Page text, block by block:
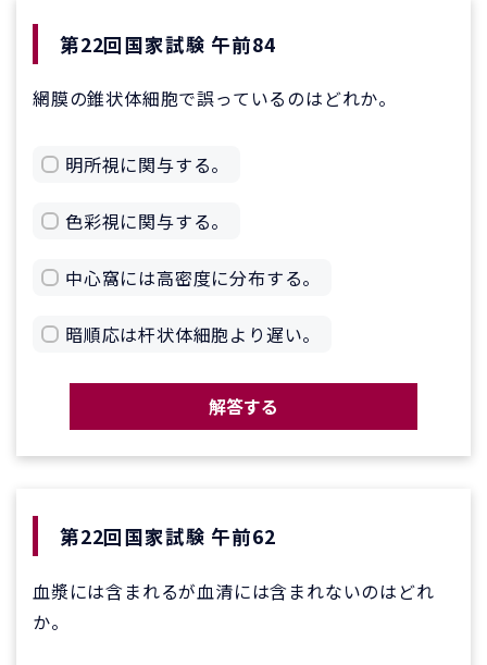
第22回国家試験 午前84
網膜の錐状体細胞で誤っているのはどれか。
明所視に関与する。
色彩視に関与する。
中心窩には高密度に分布する。
暗順応は杆状体細胞より遅い。
解答する
第22回国家試験 午前62
血漿には含まれるが血清には含まれないのはどれ
か。